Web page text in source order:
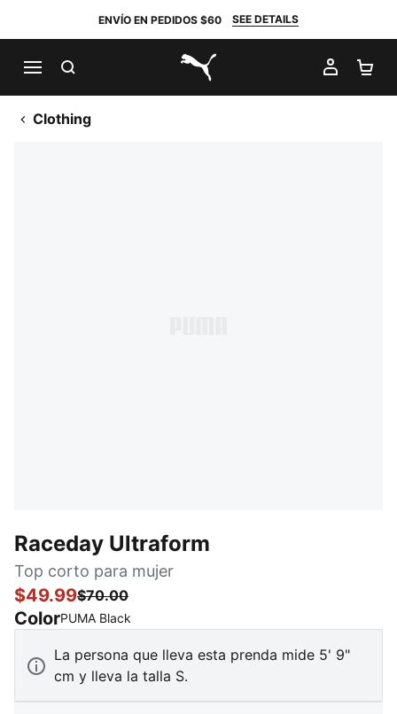
ENVÍO EN PEDIDOS $60 SEE DETAILS
PUMA.com
MI
Clothing
Raceday Ultraform
Top corto para mujer
$49.99$70.00
ColorPUMA Black
La persona que lleva esta prenda mide 5' 9"
cm y lleva la talla S.